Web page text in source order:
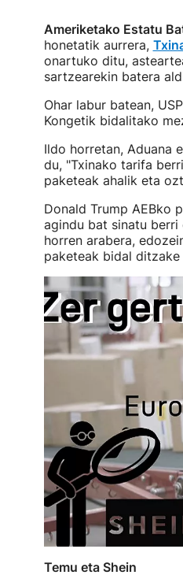
Ameriketako Estatu
honetatik aurrera,
onartuko ditu,
sartzearekin batera
Ohar labur batean,
Kongetik bidalitako
Ildo horretan, Aduana
du, "Txinako tarifa
paketeak ahalik eta
Donald Trump AEBko
agindu bat sinatu berri
horren arabera,
paketeak bidal
Temu eta Shein